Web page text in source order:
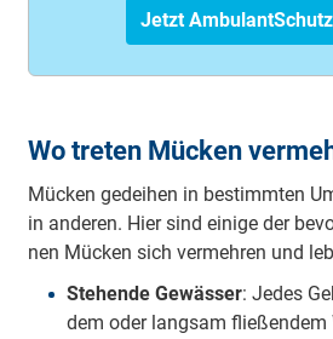
Jetzt
Wo treten Mücken
Mü­cken ge­dei­hen in be­stimm­ten
in an­de­ren. Hier sind ei­ni­ge der
nen Mü­cken sich ver­meh­ren und
Ste­hen­de Ge­wäs­ser: Je­des
dem oder lang­sam